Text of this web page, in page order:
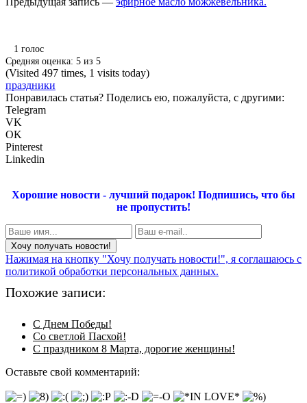
1 голос
Средняя оценка: 5 из 5
(Visited 497 times, 1 visits today)
праздники
Понравилась статья? Поделись ею, пожалуйста, с другими:
Telegram
VK
OK
Pinterest
Linkedin
Хорошие новости - лучший подарок! Подпишись, что бы
не пропустить!
Нажимая на кнопку "Хочу получать новости!", я соглашаюсь с
политикой обработки персональных данных.
Похожие записи:
С Днем Победы!
Со светлой Пасхой!
С праздником 8 Марта, дорогие женщины!
Оставьте свой комментарий: